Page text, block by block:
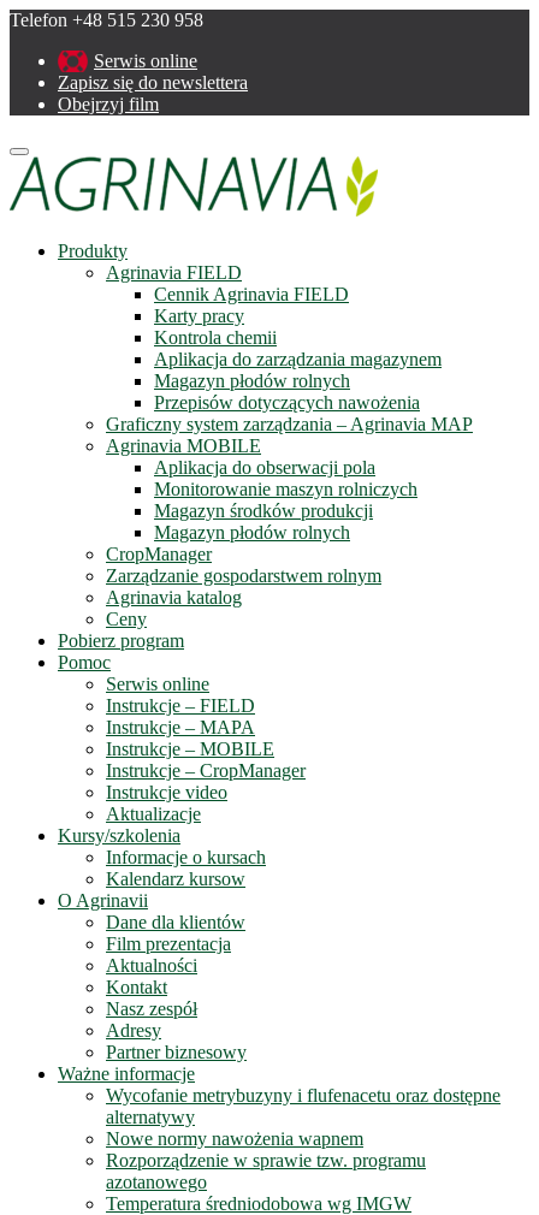
Telefon +48 515 230 958
Serwis online
Zapisz się do newslettera
Obejrzyj film
Menu
Produkty
Agrinavia FIELD
Cennik Agrinavia FIELD
Karty pracy
Kontrola chemii
Aplikacja do zarządzania magazynem
Magazyn płodów rolnych
Przepisów dotyczących nawożenia
Graficzny system zarządzania – Agrinavia MAP
Agrinavia MOBILE
Aplikacja do obserwacji pola
Monitorowanie maszyn rolniczych
Magazyn środków produkcji
Magazyn płodów rolnych
CropManager
Zarządzanie gospodarstwem rolnym
Agrinavia katalog
Ceny
Pobierz program
Pomoc
Serwis online
Instrukcje – FIELD
Instrukcje – MAPA
Instrukcje – MOBILE
Instrukcje – CropManager
Instrukcje video
Aktualizacje
Kursy/szkolenia
Informacje o kursach
Kalendarz kursow
O Agrinavii
Dane dla klientów
Film prezentacja
Aktualności
Kontakt
Nasz zespół
Adresy
Partner biznesowy
Ważne informacje
Wycofanie metrybuzyny i flufenacetu oraz dostępne
alternatywy
Nowe normy nawożenia wapnem
Rozporządzenie w sprawie tzw. programu
azotanowego
Temperatura średniodobowa wg IMGW